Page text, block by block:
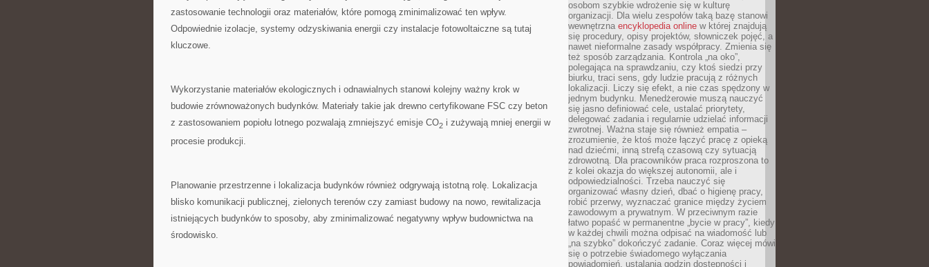
zastosowanie technologii oraz materiałów, które pomogą zminimalizować ten wpływ.
Odpowiednie izolacje, systemy odzyskiwania energii czy instalacje fotowoltaiczne są tutaj
kluczowe.
Wykorzystanie materiałów ekologicznych i odnawialnych stanowi kolejny ważny krok w
budowie zrównoważonych budynków. Materiały takie jak drewno certyfikowane FSC czy beton
z zastosowaniem popiołu​ lotnego pozwalają zmniejszyć emisje CO2 i zużywają mniej energii w
procesie produkcji.
Planowanie przestrzenne⁤ i⁢ lokalizacja budynków ‍również odgrywają istotną rolę. Lokalizacja ​
blisko komunikacji publicznej, zielonych terenów czy zamiast budowy na nowo, rewitalizacja
istniejących budynków⁢ to sposoby, aby zminimalizować negatywny wpływ budownictwa na
środowisko.
osobom szybkie wdrożenie się w kulturę
organizacji. Dla wielu zespołów taką bazę stanowi
wewnętrzna encyklopedia online w której znajdują
się procedury, opisy projektów, słowniczek pojęć, a
nawet nieformalne zasady współpracy. Zmienia się
też sposób zarządzania. Kontrola „na oko”,
polegająca na sprawdzaniu, czy ktoś siedzi przy
biurku, traci sens, gdy ludzie pracują z różnych
lokalizacji. Liczy się efekt, a nie czas spędzony w
jednym budynku. Menedżerowie muszą nauczyć
się jasno definiować cele, ustalać priorytety,
delegować zadania i regularnie udzielać informacji
zwrotnej. Ważna staje się również empatia –
zrozumienie, że ktoś może łączyć pracę z opieką
nad dziećmi, inną strefą czasową czy sytuacją
zdrowotną. Dla pracowników praca rozproszona to
z kolei okazja do większej autonomii, ale i
odpowiedzialności. Trzeba nauczyć się
organizować własny dzień, dbać o higienę pracy,
robić przerwy, wyznaczać granice między życiem
zawodowym a prywatnym. W przeciwnym razie
łatwo popaść w permanentne „bycie w pracy”, kiedy
w każdej chwili można odpisać na wiadomość lub
„na szybko” dokończyć zadanie. Coraz więcej mówi
się o potrzebie świadomego wyłączania
powiadomień, ustalania godzin dostępności i